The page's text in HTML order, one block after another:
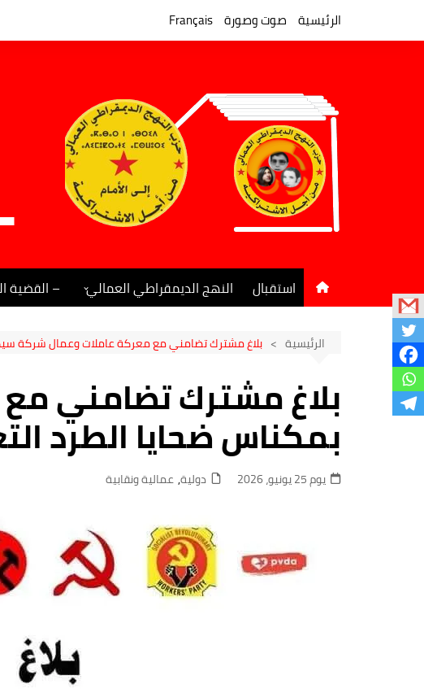
الرئيسية صوت وصورة Français
استقبال النهج الديمقراطي العمالي
جريدة النهج الديمقراطي
– القضية
الرئيسية بلاغ مشترك تضامني مع معركة عاملات وعمال شركة
بلاغ مشترك تضامني
بمكناس ضحايا الطرد
يوم 25 يونيو، 2026 دولية,عمالية ونقابية